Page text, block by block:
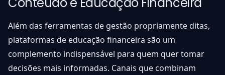
Além das ferramentas de gestão propriamente ditas,
plataformas de educação financeira são um
complemento indispensável para quem quer tomar
decisões mais informadas. Canais que combinam